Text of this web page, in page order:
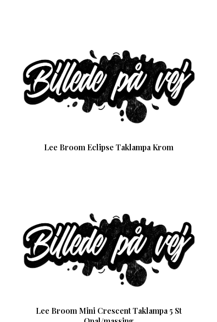
Lee Broom Eclipse Taklampa Krom
Lee Broom Mini Crescent Taklampa 5 St